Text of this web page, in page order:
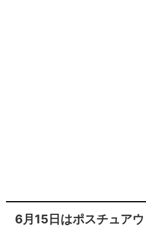
6月15日はポスチュア